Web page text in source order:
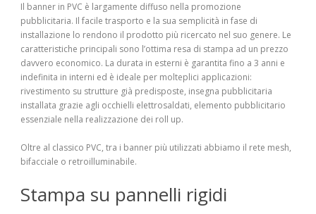
Il banner in PVC è largamente diffuso nella promozione
pubblicitaria. Il facile trasporto e la sua semplicità in fase di
installazione lo rendono il prodotto più ricercato nel suo genere. Le
caratteristiche principali sono l’ottima resa di stampa ad un prezzo
davvero economico. La durata in esterni è garantita fino a 3 anni e
indefinita in interni ed è ideale per molteplici applicazioni:
rivestimento su strutture già predisposte, insegna pubblicitaria
installata grazie agli occhielli elettrosaldati, elemento pubblicitario
essenziale nella realizzazione dei roll up.
Oltre al classico PVC, tra i banner più utilizzati abbiamo il rete mesh,
bifacciale o retroilluminabile.
Stampa su pannelli rigidi